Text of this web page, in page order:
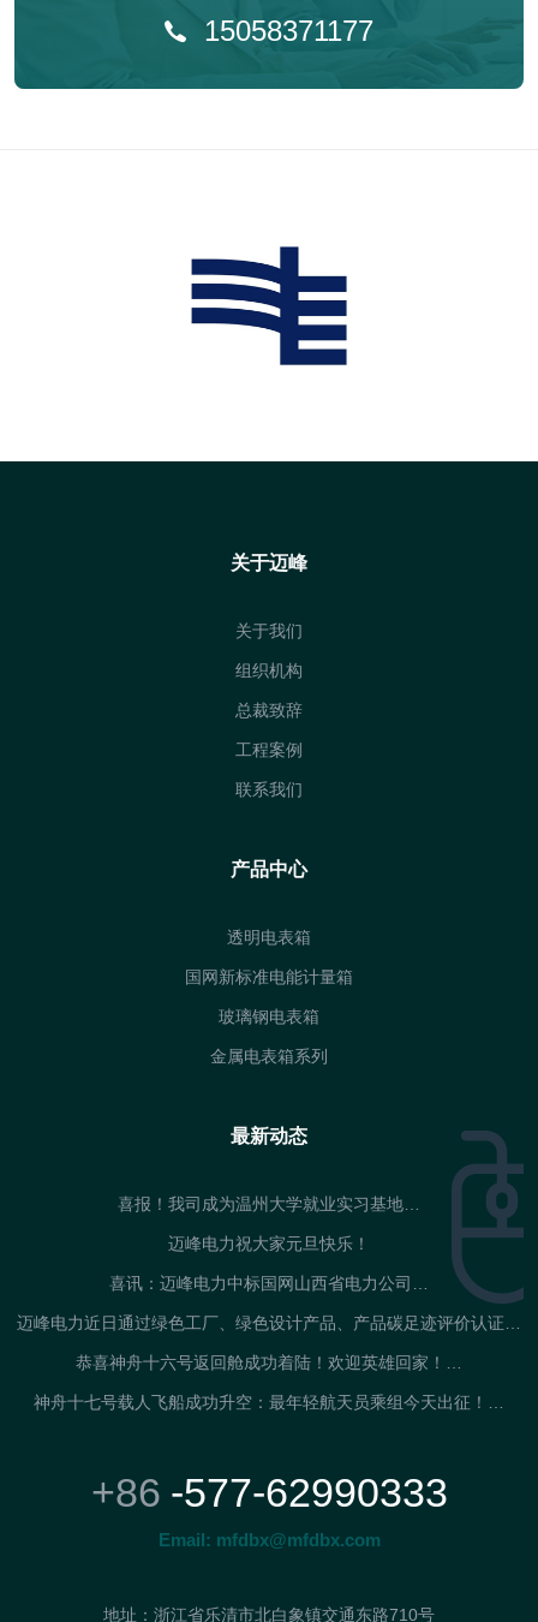
15058371177
关于迈峰
关于我们
组织机构
总裁致辞
工程案例
联系我们
产品中心
透明电表箱
国网新标准电能计量箱
玻璃钢电表箱
金属电表箱系列
最新动态
喜报！我司成为温州大学就业实习基地…
迈峰电力祝大家元旦快乐！
喜讯：迈峰电力中标国网山西省电力公司…
迈峰电力近日通过绿色工厂、绿色设计产品、产品碳足迹评价认证…
恭喜神舟十六号返回舱成功着陆！欢迎英雄回家！…
神舟十七号载人飞船成功升空：最年轻航天员乘组今天出征！…
+86 -577-62990333
Email: mfdbx@mfdbx.com
地址：浙江省乐清市北白象镇交通东路710号